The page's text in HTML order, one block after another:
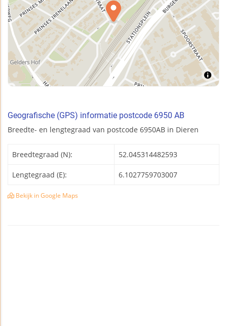
Geografische (GPS) informatie postcode 6950 AB
Breedte- en lengtegraad van postcode 6950AB in Dieren
Breedtegraad (N): 52.045314482593
Lengtegraad (E): 6.1027759703007
Bekijk in Google Maps